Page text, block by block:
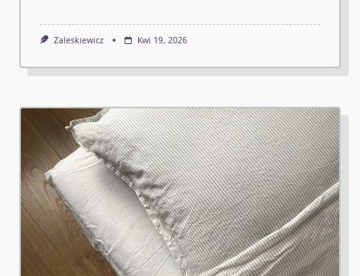
Zaleskiewicz Kwi 19, 2026